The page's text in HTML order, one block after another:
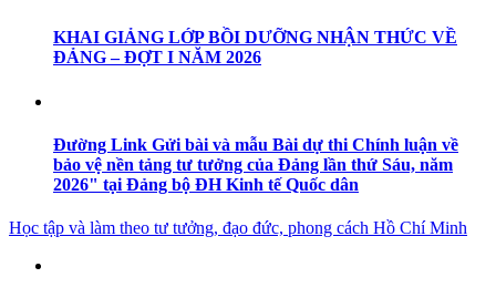
KHAI GIẢNG LỚP BỒI DƯỠNG NHẬN THỨC VỀ
ĐẢNG – ĐỢT I NĂM 2026
Đường Link Gửi bài và mẫu Bài dự thi Chính luận về
bảo vệ nền tảng tư tưởng của Đảng lần thứ Sáu, năm
2026" tại Đảng bộ ĐH Kinh tế Quốc dân
Học tập và làm theo tư tưởng, đạo đức, phong cách Hồ Chí Minh